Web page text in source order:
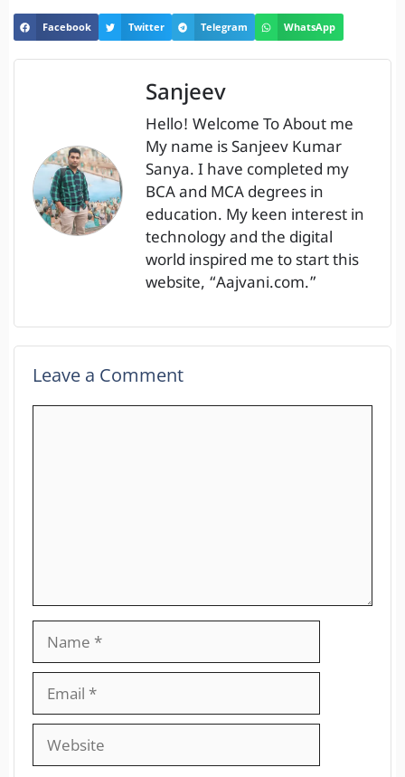
Facebook Twitter Telegram WhatsApp
Sanjeev
Hello! Welcome To About me
My name is Sanjeev Kumar
Sanya. I have completed my
BCA and MCA degrees in
education. My keen interest in
technology and the digital
world inspired me to start this
website, “Aajvani.com.”
Leave a Comment